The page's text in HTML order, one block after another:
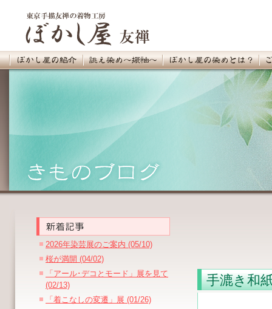
2026年染芸展のご案内 (05/10)
桜が満開 (04/02)
「アール･デコとモード」展を見て
(02/13)
「着こなしの変遷」展 (01/26)
手漉き和